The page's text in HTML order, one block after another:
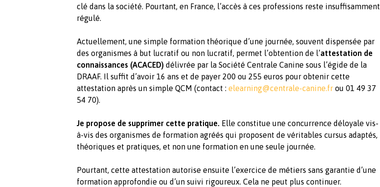
clé dans la société. Pourtant, en France, l’accès à ces professions reste insuffisamment
régulé.
Actuellement, une simple formation théorique d’une journée, souvent dispensée par
des organismes à but lucratif ou non lucratif, permet l’obtention de l’attestation de
connaissances (ACACED) délivrée par la Société Centrale Canine sous l’égide de la
DRAAF. Il suffit d’avoir 16 ans et de payer 200 ou 255 euros pour obtenir cette
attestation après un simple QCM (contact : elearning@centrale-canine.fr ou 01 49 37
54 70).
Je propose de supprimer cette pratique. Elle constitue une concurrence déloyale vis-
à-vis des organismes de formation agréés qui proposent de véritables cursus adaptés,
théoriques et pratiques, et non une formation en une seule journée.
Pourtant, cette attestation autorise ensuite l’exercice de métiers sans garantie d’une
formation approfondie ou d’un suivi rigoureux. Cela ne peut plus continuer.